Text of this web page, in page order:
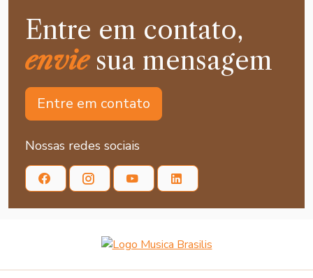
Entre em contato,
enviesua mensagem
Entre em contato
Nossas redes sociais